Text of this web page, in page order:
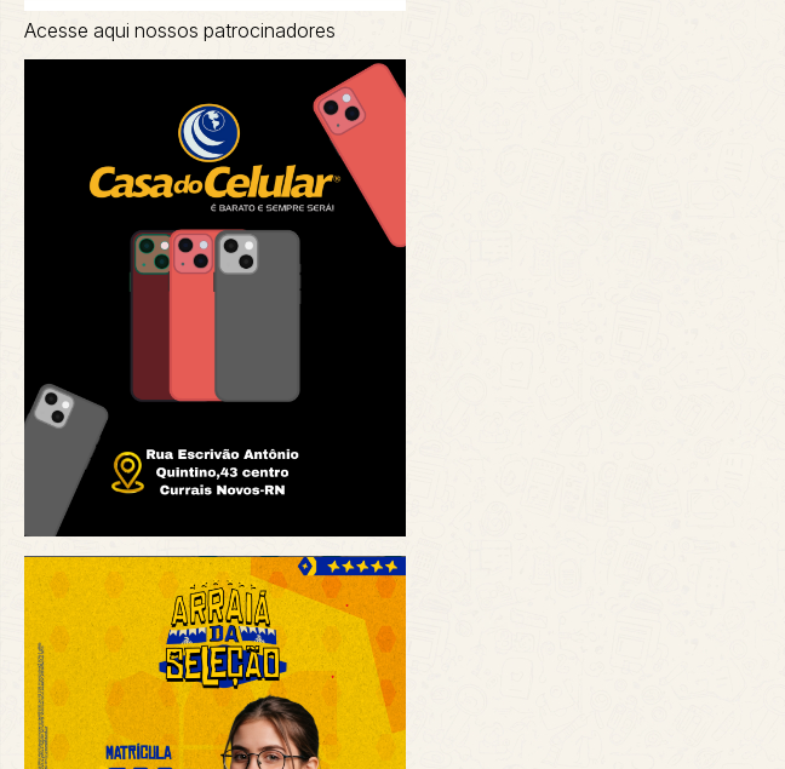
Acesse aqui nossos patrocinadores